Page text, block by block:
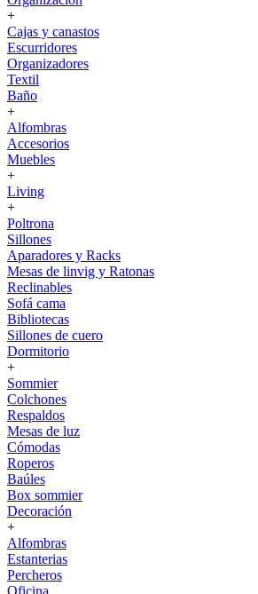
+
Cajas y canastos
Escurridores
Organizadores
Textil
Baño
+
Alfombras
Accesorios
Muebles
+
Living
+
Poltrona
Sillones
Aparadores y Racks
Mesas de linvig y Ratonas
Reclinables
Sofá cama
Bibliotecas
Sillones de cuero
Dormitorio
+
Sommier
Colchones
Respaldos
Mesas de luz
Cómodas
Roperos
Baúles
Box sommier
Decoración
+
Alfombras
Estanterias
Percheros
Oficina